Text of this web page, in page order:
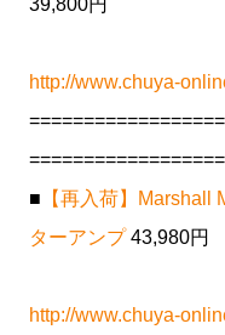
39,800円
http://www.chuya-
■ 【再入荷】Marshall
ターアンプ43,980円
http://www.chuya-